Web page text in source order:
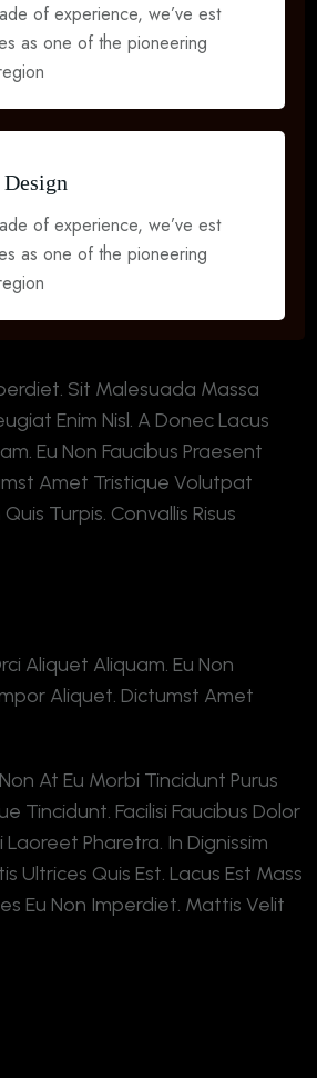
of experience, we’ve est
as one of the pioneering
DESIGN
of experience, we’ve est
as one of the pioneering
Sit Malesuada Massa
Enim Nisl. A Donec Lacus
Eu Non Faucibus Praesent
Amet Tristique Volutpat
Turpis. Convallis Risus
Aliquet Aliquam. Eu Non
Aliquet. Dictumst Amet
At Eu Morbi Tincidunt Purus
Tincidunt. Facilisi Faucibus Dolor
Laoreet Pharetra. In Dignissim
Ultrices Quis Est. Lacus Est Mass
Eu Non Imperdiet. Mattis Velit